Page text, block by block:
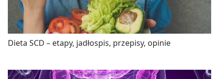
Dieta SCD – etapy, jadłospis, przepisy, opinie